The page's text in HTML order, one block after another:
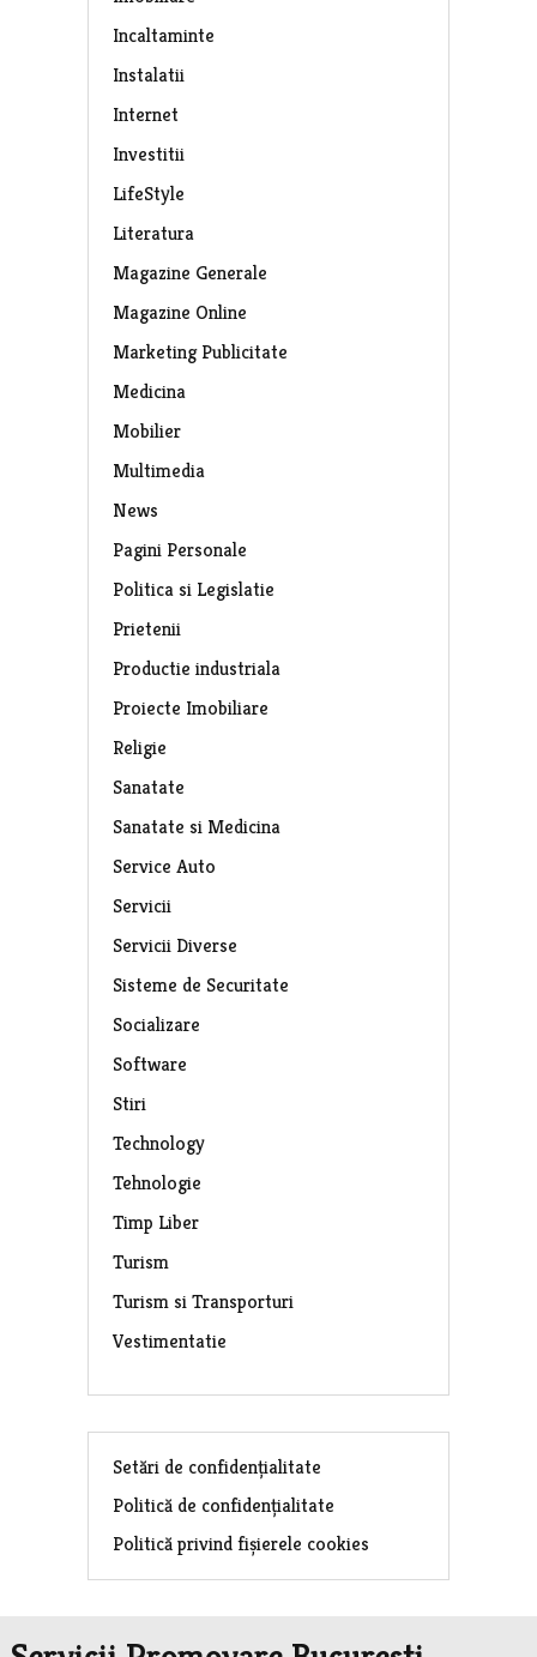
Incaltaminte
Instalatii
Internet
Investitii
LifeStyle
Literatura
Magazine Generale
Magazine Online
Marketing Publicitate
Medicina
Mobilier
Multimedia
News
Pagini Personale
Politica si Legislatie
Prietenii
Productie industriala
Proiecte Imobiliare
Religie
Sanatate
Sanatate si Medicina
Service Auto
Servicii
Servicii Diverse
Sisteme de Securitate
Socializare
Software
Stiri
Technology
Tehnologie
Timp Liber
Turism
Turism si Transporturi
Vestimentatie
Setări de confidențialitate
Politică de confidențialitate
Politică privind fișierele cookies